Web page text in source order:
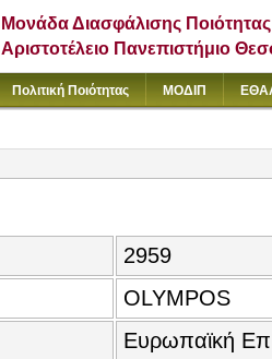
Μονάδα Διασφάλισης Ποιότητας
Αριστοτέλειο Πανεπιστήμιο
Πολιτική Ποιότητας ΜΟΔΙΠ
2959
OLYMPOS
Ευρωπαϊκή